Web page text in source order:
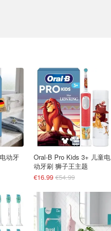
动牙
Oral-B Pro Kids 3+ 儿童电
动牙刷 狮子王主题
€16.99 €54.99